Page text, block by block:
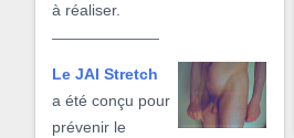
à réaliser.
Le JAI Stretch
a été conçu pour
prévenir le